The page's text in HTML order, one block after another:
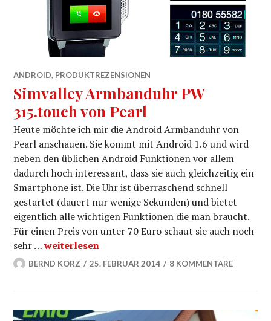
ANDROID, PRODUKTREZENSIONEN
Simvalley Armbanduhr PW
315.touch von Pearl
Heute möchte ich mir die Android Armbanduhr von
Pearl anschauen. Sie kommt mit Android 1.6 und wird
neben den üblichen Android Funktionen vor allem
dadurch hoch interessant, dass sie auch gleichzeitig ein
Smartphone ist. Die Uhr ist überraschend schnell
gestartet (dauert nur wenige Sekunden) und bietet
eigentlich alle wichtigen Funktionen die man braucht.
Für einen Preis von unter 70 Euro schaut sie auch noch
sehr …Simvalley Armbanduhr PW 315.touch von Pearl
weiterlesen
BERND KORZ 25. FEBRUAR 2014 8 KOMMENTARE